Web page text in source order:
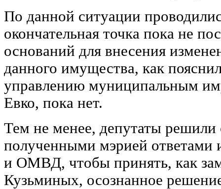
По данной ситуации
окончательная точка пока не
оснований для внесения
данного имущества, как
управлению муниципальным
Евко, пока нет.
Тем не менее, депутаты решили
полученными мэрией ответами
и ОМВД, чтобы принять, как
Кузьминых, осознанное